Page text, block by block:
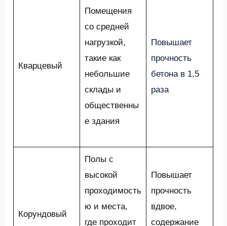
Кварцевый
Помещения
со средней
нагрузкой,
такие как
небольшие
склады и
общественны
е здания
Повышает
прочность
бетона в 1,5
раза
Корундовый
Полы с
высокой
проходимость
ю и места,
где проходит
Повышает
прочность
вдвое,
содержание